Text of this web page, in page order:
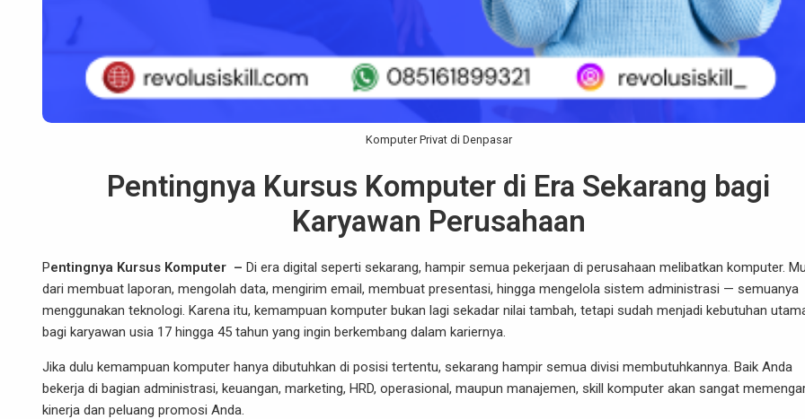
Komputer Privat di Denpasar
Pentingnya Kursus Komputer di Era Sekarang bagi
Karyawan Perusahaan
Pentingnya Kursus Komputer – Di era digital seperti sekarang, hampir semua pekerjaan di perusahaan melibatkan komputer.
dari membuat laporan, mengolah data, mengirim email, membuat presentasi, hingga mengelola sistem administrasi — semuanya
menggunakan teknologi. Karena itu, kemampuan komputer bukan lagi sekadar nilai tambah, tetapi sudah menjadi kebutuhan
bagi karyawan usia 17 hingga 45 tahun yang ingin berkembang dalam kariernya.
Jika dulu kemampuan komputer hanya dibutuhkan di posisi tertentu, sekarang hampir semua divisi membutuhkannya. Baik Anda
bekerja di bagian administrasi, keuangan, marketing, HRD, operasional, maupun manajemen, skill komputer akan sangat
kinerja dan peluang promosi Anda.